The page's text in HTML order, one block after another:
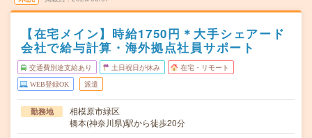
【在宅メイン】時給1750円＊大手シェアード
会社で給与計算・海外拠点社員サポート
交通費別途支給あり 土日祝日が休み 在宅・リモート
WEB登録OK 派遣
勤務地
相模原市緑区
橋本(神奈川県)駅から徒歩20分